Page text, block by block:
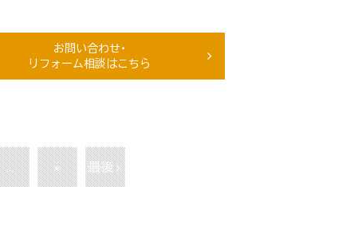
お問い合わせ・
リフォーム相談はこちら
... » 最後 »